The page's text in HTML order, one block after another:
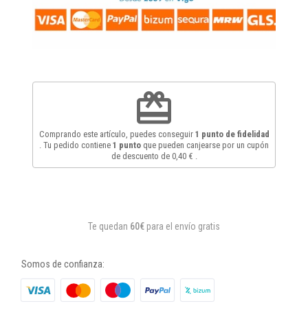
redeem
Comprando este artículo, puedes conseguir 1 punto de fidelidad
. Tu pedido contiene 1 punto que pueden canjearse por un cupón
de descuento de 0,40 €
Te quedan 60€ para el envío gratis
Somos de confianza: